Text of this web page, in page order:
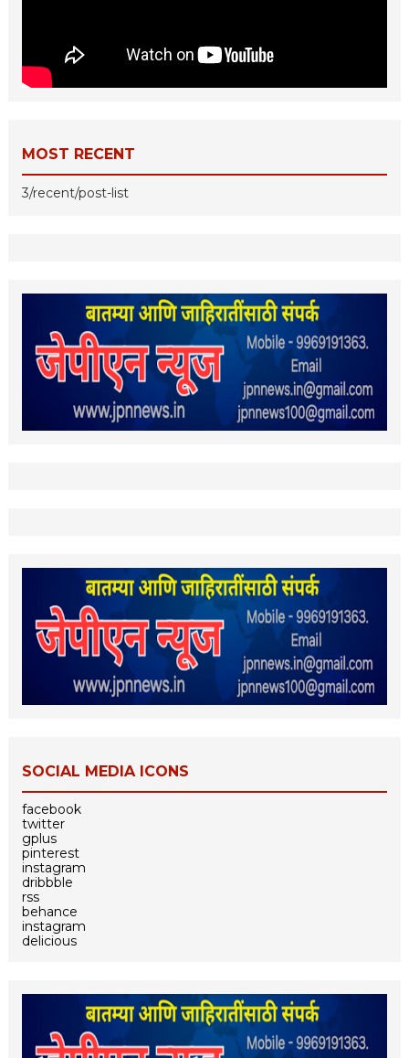
MOST RECENT
3/recent/post-list
SOCIAL MEDIA ICONS
facebook
twitter
gplus
pinterest
instagram
dribbble
rss
behance
instagram
delicious